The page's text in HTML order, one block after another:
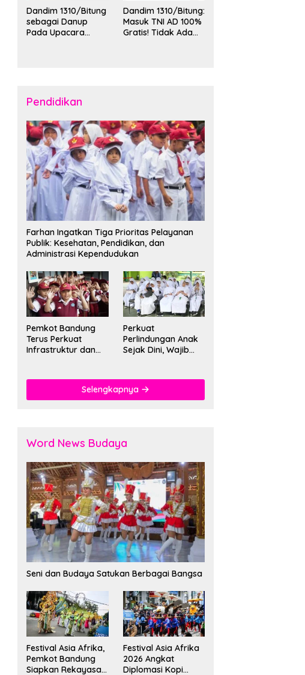
Dandim 1310/Bitung
sebagai Danup
Pada Upacara
Talaud dan Sangihe
Dandim 1310/Bitung:
Masuk TNI AD 100%
Gratis! Tidak Ada
Pendidikan
Farhan Ingatkan Tiga Prioritas Pelayanan
Publik: Kesehatan, Pendidikan, dan
Administrasi Kependudukan
Pemkot Bandung
Terus Perkuat
Infrastruktur dan
Perkuat
Perlindungan Anak
Sejak Dini, Wajib
Kekerasan
Selengkapnya
Word News Budaya
Seni dan Budaya Satukan Berbagai Bangsa
Festival Asia Afrika,
Pemkot Bandung
Siapkan Rekayasa
Festival Asia Afrika
2026 Angkat
Diplomasi Kopi